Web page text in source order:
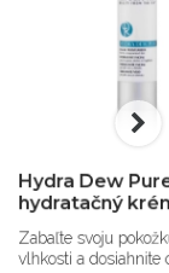
Pure™
krém
pokožku do bohatej
okamžité